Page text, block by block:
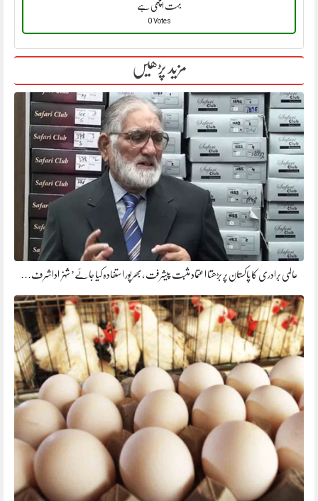
بہت اچھی ہے
0 Votes
مزید پڑھیں
عالمی برادری کا پاکستان پر بڑھتا اعتماد مثبت پیشرفت ،بھرپور استفادہ کیا جائے’ شہزاداشرف…